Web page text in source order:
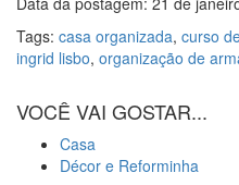
Tags: casa organizada, curso
ingrid lisbo, organização de
VOCÊ VAI GOSTAR...
Casa
Décor e Reforminha